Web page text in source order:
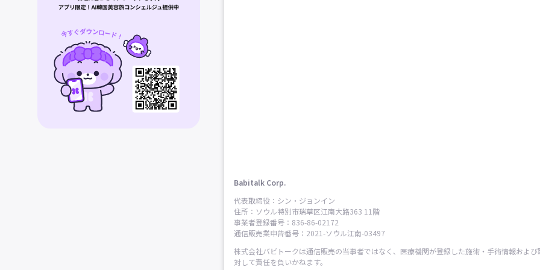
Babitalk Corp.
代表取締役：シン・ジョンイン
住所：ソウル特別市瑞草区江南大路363 11階
事業者登録番号：836-86-02172
通信販売業申告番号：2021-ソウル江南-03497
株式会社バビトークは通信販売の当事者ではなく、医療機関が登録した施術・手術情報および
対して責任を負いかねます。